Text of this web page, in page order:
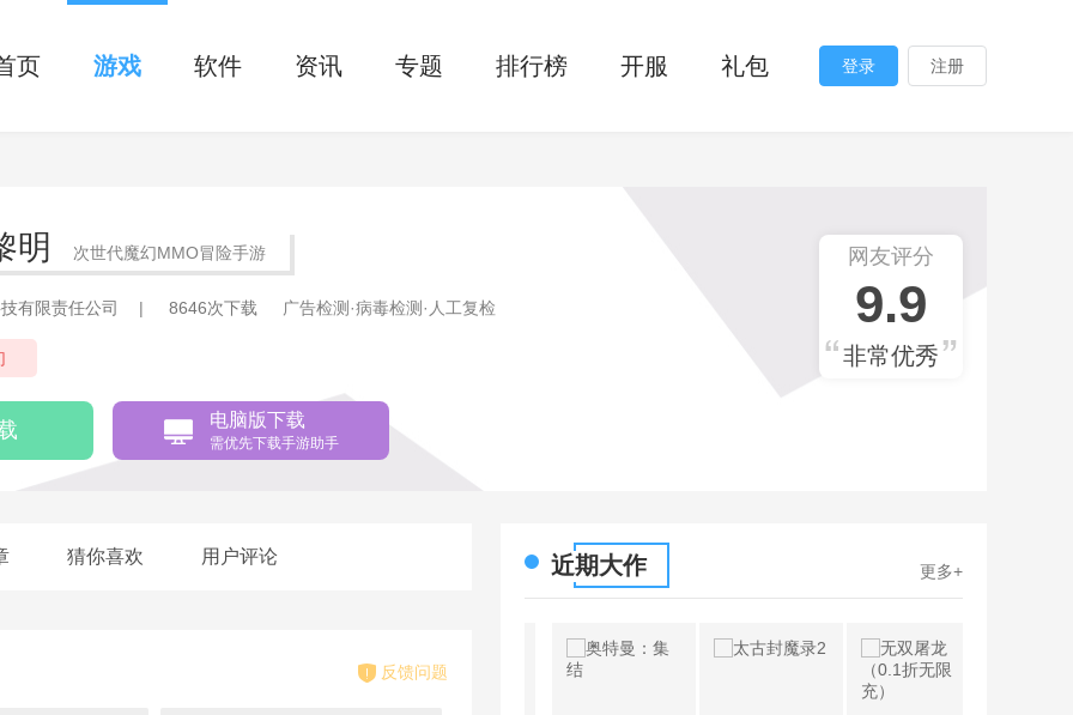
页 游戏 软件 资讯 专题 排行榜 开服 礼包 登录 注册
明 次世代魔幻MMO冒险手游
有限责任公司 | 8646次下载 广告检测·病毒检测·人工复检
电脑版下载
需优先下载手游助手
网友评分
9.9
非常优秀
猜你喜欢 用户评论
反馈问题
近期大作 更多+